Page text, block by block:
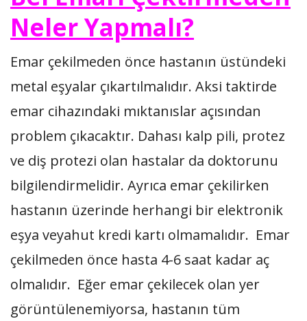
Neler Yapmalı?
Emar çekilmeden önce hastanın üstündeki
metal eşyalar çıkartılmalıdır. Aksi taktirde
emar cihazındaki mıktanıslar açısından
problem çıkacaktır. Dahası kalp pili, protez
ve diş protezi olan hastalar da doktorunu
bilgilendirmelidir. Ayrıca emar çekilirken
hastanın üzerinde herhangi bir elektronik
eşya veyahut kredi kartı olmamalıdır. Emar
çekilmeden önce hasta 4-6 saat kadar aç
olmalıdır. Eğer emar çekilecek olan yer
görüntülenemiyorsa, hastanın tüm